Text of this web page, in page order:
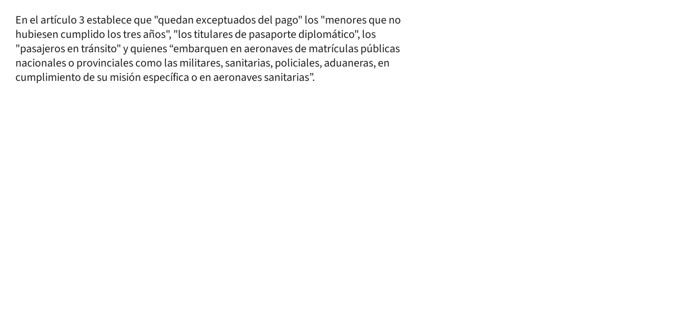
En el artículo 3 establece que "quedan exceptuados del pago" los "menores que no
hubiesen cumplido los tres años", "los titulares de pasaporte diplomático", los
"pasajeros en tránsito" y quienes “embarquen en aeronaves de matrículas públicas
nacionales o provinciales como las militares, sanitarias, policiales, aduaneras, en
cumplimiento de su misión específica o en aeronaves sanitarias”.